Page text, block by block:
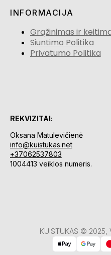
INFORMACIJA
Grąžinimas ir
Siuntimo Politika
Privatumo Politika
REKVIZITAI:
Oksana Matulevičienė
info@kuistukas.net
+37062537803
1004413 veiklos numeris.
KUISTUKAS © 2025,